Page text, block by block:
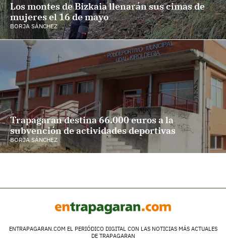
Los montes de Bizkaia llenarán sus cimas de
mujeres el 16 de mayo
BORJA SÁNCHEZ
Trapagaran destina 66.000 euros a la
subvención de actividades deportivas
BORJA SÁNCHEZ
ENTRAPAGARAN.COM EL PERIÓDICO DIGITAL CON LAS NOTICIAS MÁS ACTUALES
DE TRAPAGARAN